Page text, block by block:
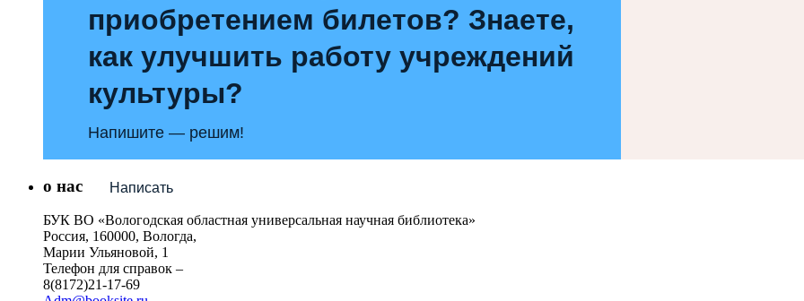
приобретением билетов? Знаете,
как улучшить работу учреждений
культуры?
Напишите — решим!
Написать
о нас
БУК ВО «Вологодская областная универсальная научная библиотека»
Россия, 160000, Вологда,
Марии Ульяновой, 1
Телефон для справок –
8(8172)21-17-69